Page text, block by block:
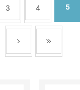
3 4 5